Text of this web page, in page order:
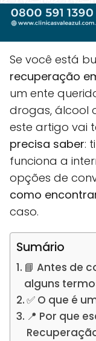
Se você está
recuperação
um ente
drogas, álcool
este artigo vai
precisa saber:
funciona a
opções de
como
caso.
Sumário
📘 Antes de
alguns
✅ O que é
📍 Por que